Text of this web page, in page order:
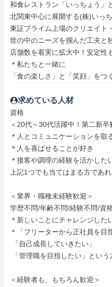
和食レストラン「いっちょう」
北関東中心に展開する(株)いっち
東証プライム上場のクリエイト
世の中のニーズを掴んだ工夫と
店舗数を着実に拡大中！安定性
＊私たちと一緒に
「食の楽しさ」と「笑顔」をつ
求めている人材
資格
＜20代～30代活躍中！第二新卒
＊人とコミュニケーションを取
＊人を喜ばせることが好き
＊接客や調理の経験を活かした
上記1つでも当てはまる方であ
＜業界・職種未経験歓迎＞
学歴不問/年齢不問/経験不問/資
＊新しいことにチャレンジした
＊「フリーターから正社員を目
＜経験者も、もちろん歓迎＞